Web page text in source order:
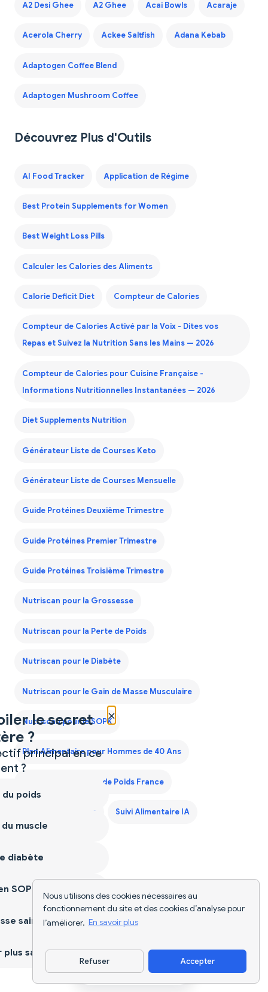
Nous utilisons des cookies nécessaires au
fonctionnement du site et des cookies d’analyse pour
l’améliorer. En savoir plus
Refuser Accepter
A2 Desi Ghee A2 Ghee Acai Bowls Acaraje
Acerola Cherry Ackee Saltfish Adana Kebab
Adaptogen Coffee Blend
Adaptogen Mushroom Coffee
Découvrez Plus d'Outils
AI Food Tracker Application de Régime
Best Protein Supplements for Women
Best Weight Loss Pills
Calculer les Calories des Aliments
Calorie Deficit Diet Compteur de Calories
Compteur de Calories Activé par la Voix - Dites vos
Repas et Suivez la Nutrition Sans les Mains — 2026
Compteur de Calories pour Cuisine Française -
Informations Nutritionnelles Instantanées — 2026
Diet Supplements Nutrition
Générateur Liste de Courses Keto
Générateur Liste de Courses Mensuelle
Guide Protéines Deuxième Trimestre
Guide Protéines Premier Trimestre
Guide Protéines Troisième Trimestre
Nutriscan pour la Grossesse
Nutriscan pour la Perte de Poids
Nutriscan pour le Diabète
Nutriscan pour le Gain de Masse Musculaire
Nutriscan pour le SOPK
Plan Alimentaire pour Hommes de 40 Ans
Plan de Régime Prise de Poids France
Scanner d'Aliments Suivi Alimentaire IA
Télécharger l'appli
×
le secret
?
principal en ce
?
poids
muscle
diabète
SOPK
saine
sain